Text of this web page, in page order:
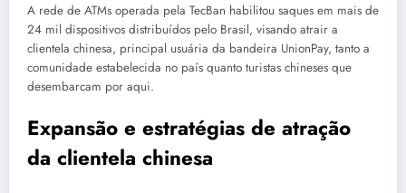
A rede de ATMs operada pela TecBan habilitou saques em mais de
24 mil dispositivos distribuídos pelo Brasil, visando atrair a
clientela chinesa, principal usuária da bandeira UnionPay, tanto a
comunidade estabelecida no país quanto turistas chineses que
desembarcam por aqui.
Expansão e estratégias de atração
da clientela chinesa